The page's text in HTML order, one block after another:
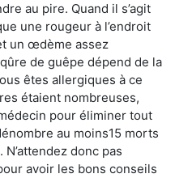
au pire. Quand il s’agit
une rougeur à l’endroit
un œdème assez
de guêpe dépend de la
êtes allergiques à ce
étaient nombreuses,
pour éliminer tout
au moins15 morts
donc pas
avoir les bons conseils